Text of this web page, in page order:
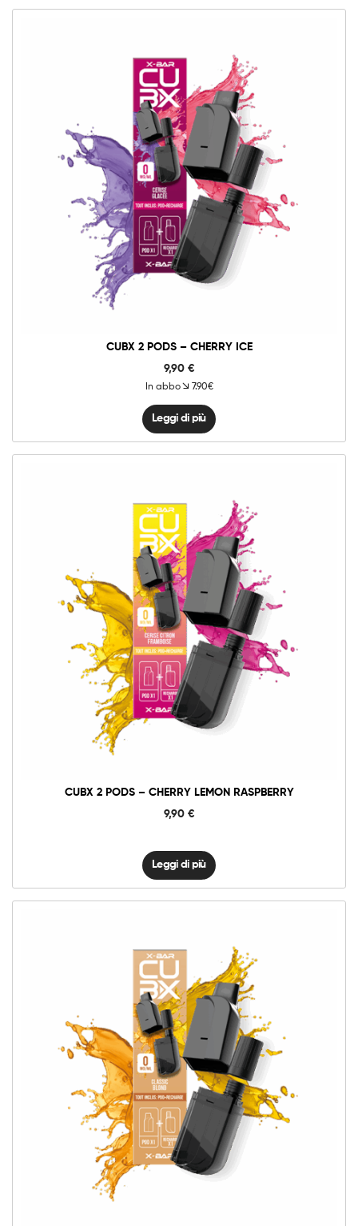
CUBX 2 PODS – CHERRY ICE
9,90 €
In abbo 7.90€
Leggi di più
CUBX 2 PODS – CHERRY LEMON RASPBERRY
9,90 €
Leggi di più